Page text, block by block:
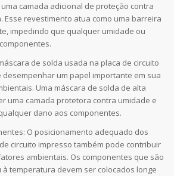
camada adicional de proteção contra
Esse revestimento atua como uma barreira
impedindo que qualquer umidade ou
de solda usada na placa de circuito
um papel importante em sua
Uma máscara de solda de alta
uma camada protetora contra umidade e
dano aos componentes.
O posicionamento adequado dos
circuito impresso também pode contribuir
ambientais. Os componentes que são
temperatura devem ser colocados longe